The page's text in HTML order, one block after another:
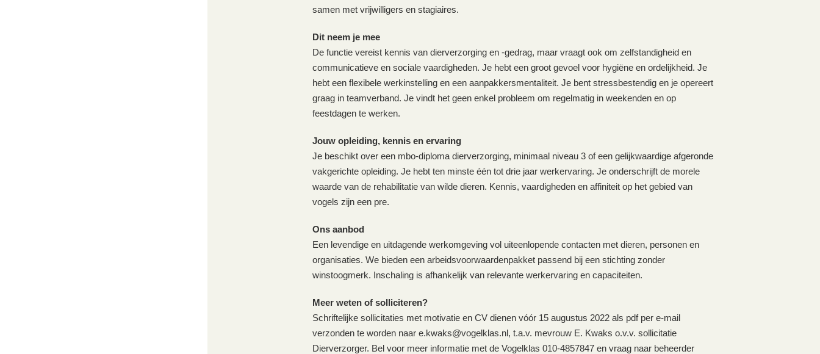
samen met vrijwilligers en stagiaires.
Dit neem je mee
De functie vereist kennis van dierverzorging en -gedrag, maar vraagt ook om zelfstandigheid en
communicatieve en sociale vaardigheden. Je hebt een groot gevoel voor hygiëne en ordelijkheid. Je
hebt een flexibele werkinstelling en een aanpakkersmentaliteit. Je bent stressbestendig en je opereert
graag in teamverband. Je vindt het geen enkel probleem om regelmatig in weekenden en op
feestdagen te werken.
Jouw opleiding, kennis en ervaring
Je beschikt over een mbo-diploma dierverzorging, minimaal niveau 3 of een gelijkwaardige afgeronde
vakgerichte opleiding. Je hebt ten minste één tot drie jaar werkervaring. Je onderschrijft de morele
waarde van de rehabilitatie van wilde dieren. Kennis, vaardigheden en affiniteit op het gebied van
vogels zijn een pre.
Ons aanbod
Een levendige en uitdagende werkomgeving vol uiteenlopende contacten met dieren, personen en
organisaties. We bieden een arbeidsvoorwaardenpakket passend bij een stichting zonder
winstoogmerk. Inschaling is afhankelijk van relevante werkervaring en capaciteiten.
Meer weten of solliciteren?
Schriftelijke sollicitaties met motivatie en CV dienen vóór 15 augustus 2022 als pdf per e-mail
verzonden te worden naar e.kwaks@vogelklas.nl, t.a.v. mevrouw E. Kwaks o.v.v. sollicitatie
Dierverzorger. Bel voor meer informatie met de Vogelklas 010-4857847 en vraag naar beheerder